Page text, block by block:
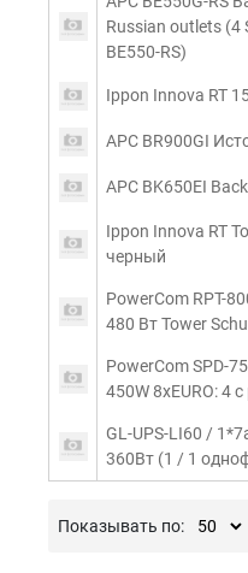
Russian outlets (4
BE550-RS)
Ippon Innova RT
APC BR900GI
APC BK650EI
Ippon Innova RT
черный
PowerCom RPT-
480 Вт Tower
PowerCom SPD-
450W 8xEURO: 4
GL-UPS-LI60 /
360Вт (1 / 1
Показывать по: